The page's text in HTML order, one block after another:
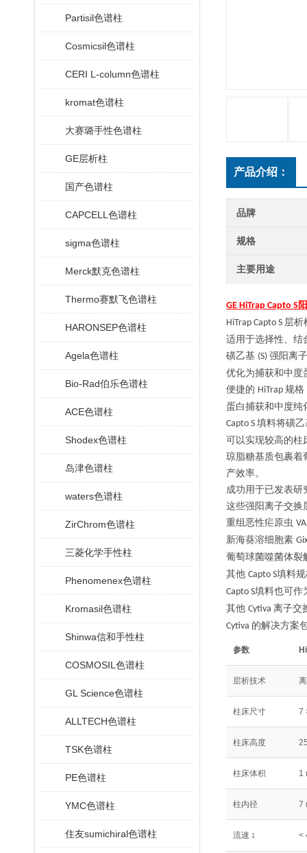
Partisil色谱柱
Cosmicsil色谱柱
CERI L-column色谱柱
kromat色谱柱
大赛璐手性色谱柱
GE层析柱
国产色谱柱
CAPCELL色谱柱
sigma色谱柱
Merck默克色谱柱
Thermo赛默飞色谱柱
HARONSEP色谱柱
Agela色谱柱
Bio-Rad伯乐色谱柱
ACE色谱柱
Shodex色谱柱
岛津色谱柱
waters色谱柱
ZirChrom色谱柱
三菱化学手性柱
Phenomenex色谱柱
Kromasil色谱柱
Shinwa信和手性柱
COSMOSIL色谱柱
GL Science色谱柱
ALLTECH色谱柱
TSK色谱柱
PE色谱柱
YMC色谱柱
住友sumichiral色谱柱
产品介绍：
品牌
规格
主要用途
GE HiTrap Capto S
HiTrap Capto S 层析
适用于选择性、结
磺乙基 (S) 强阳离
优化为捕获和中度
便捷的 HiTrap 规格
蛋白捕获和中度纯
Capto S 填料将磺
可以实现较高的柱
琼脂糖基质包裹着
产效率。
成功用于已发表研
这些强阳离子交换
重组恶性疟原虫
新海葵溶细胞素
葡萄球菌噬菌体裂
其他 Capto S填料
Capto S填料也可作
其他 Cytiva 离子交
Cytiva 的解决方案
参数
层析技术
柱床尺寸 7
柱床高度
柱床体积 1
柱内径 7
流速 1 <